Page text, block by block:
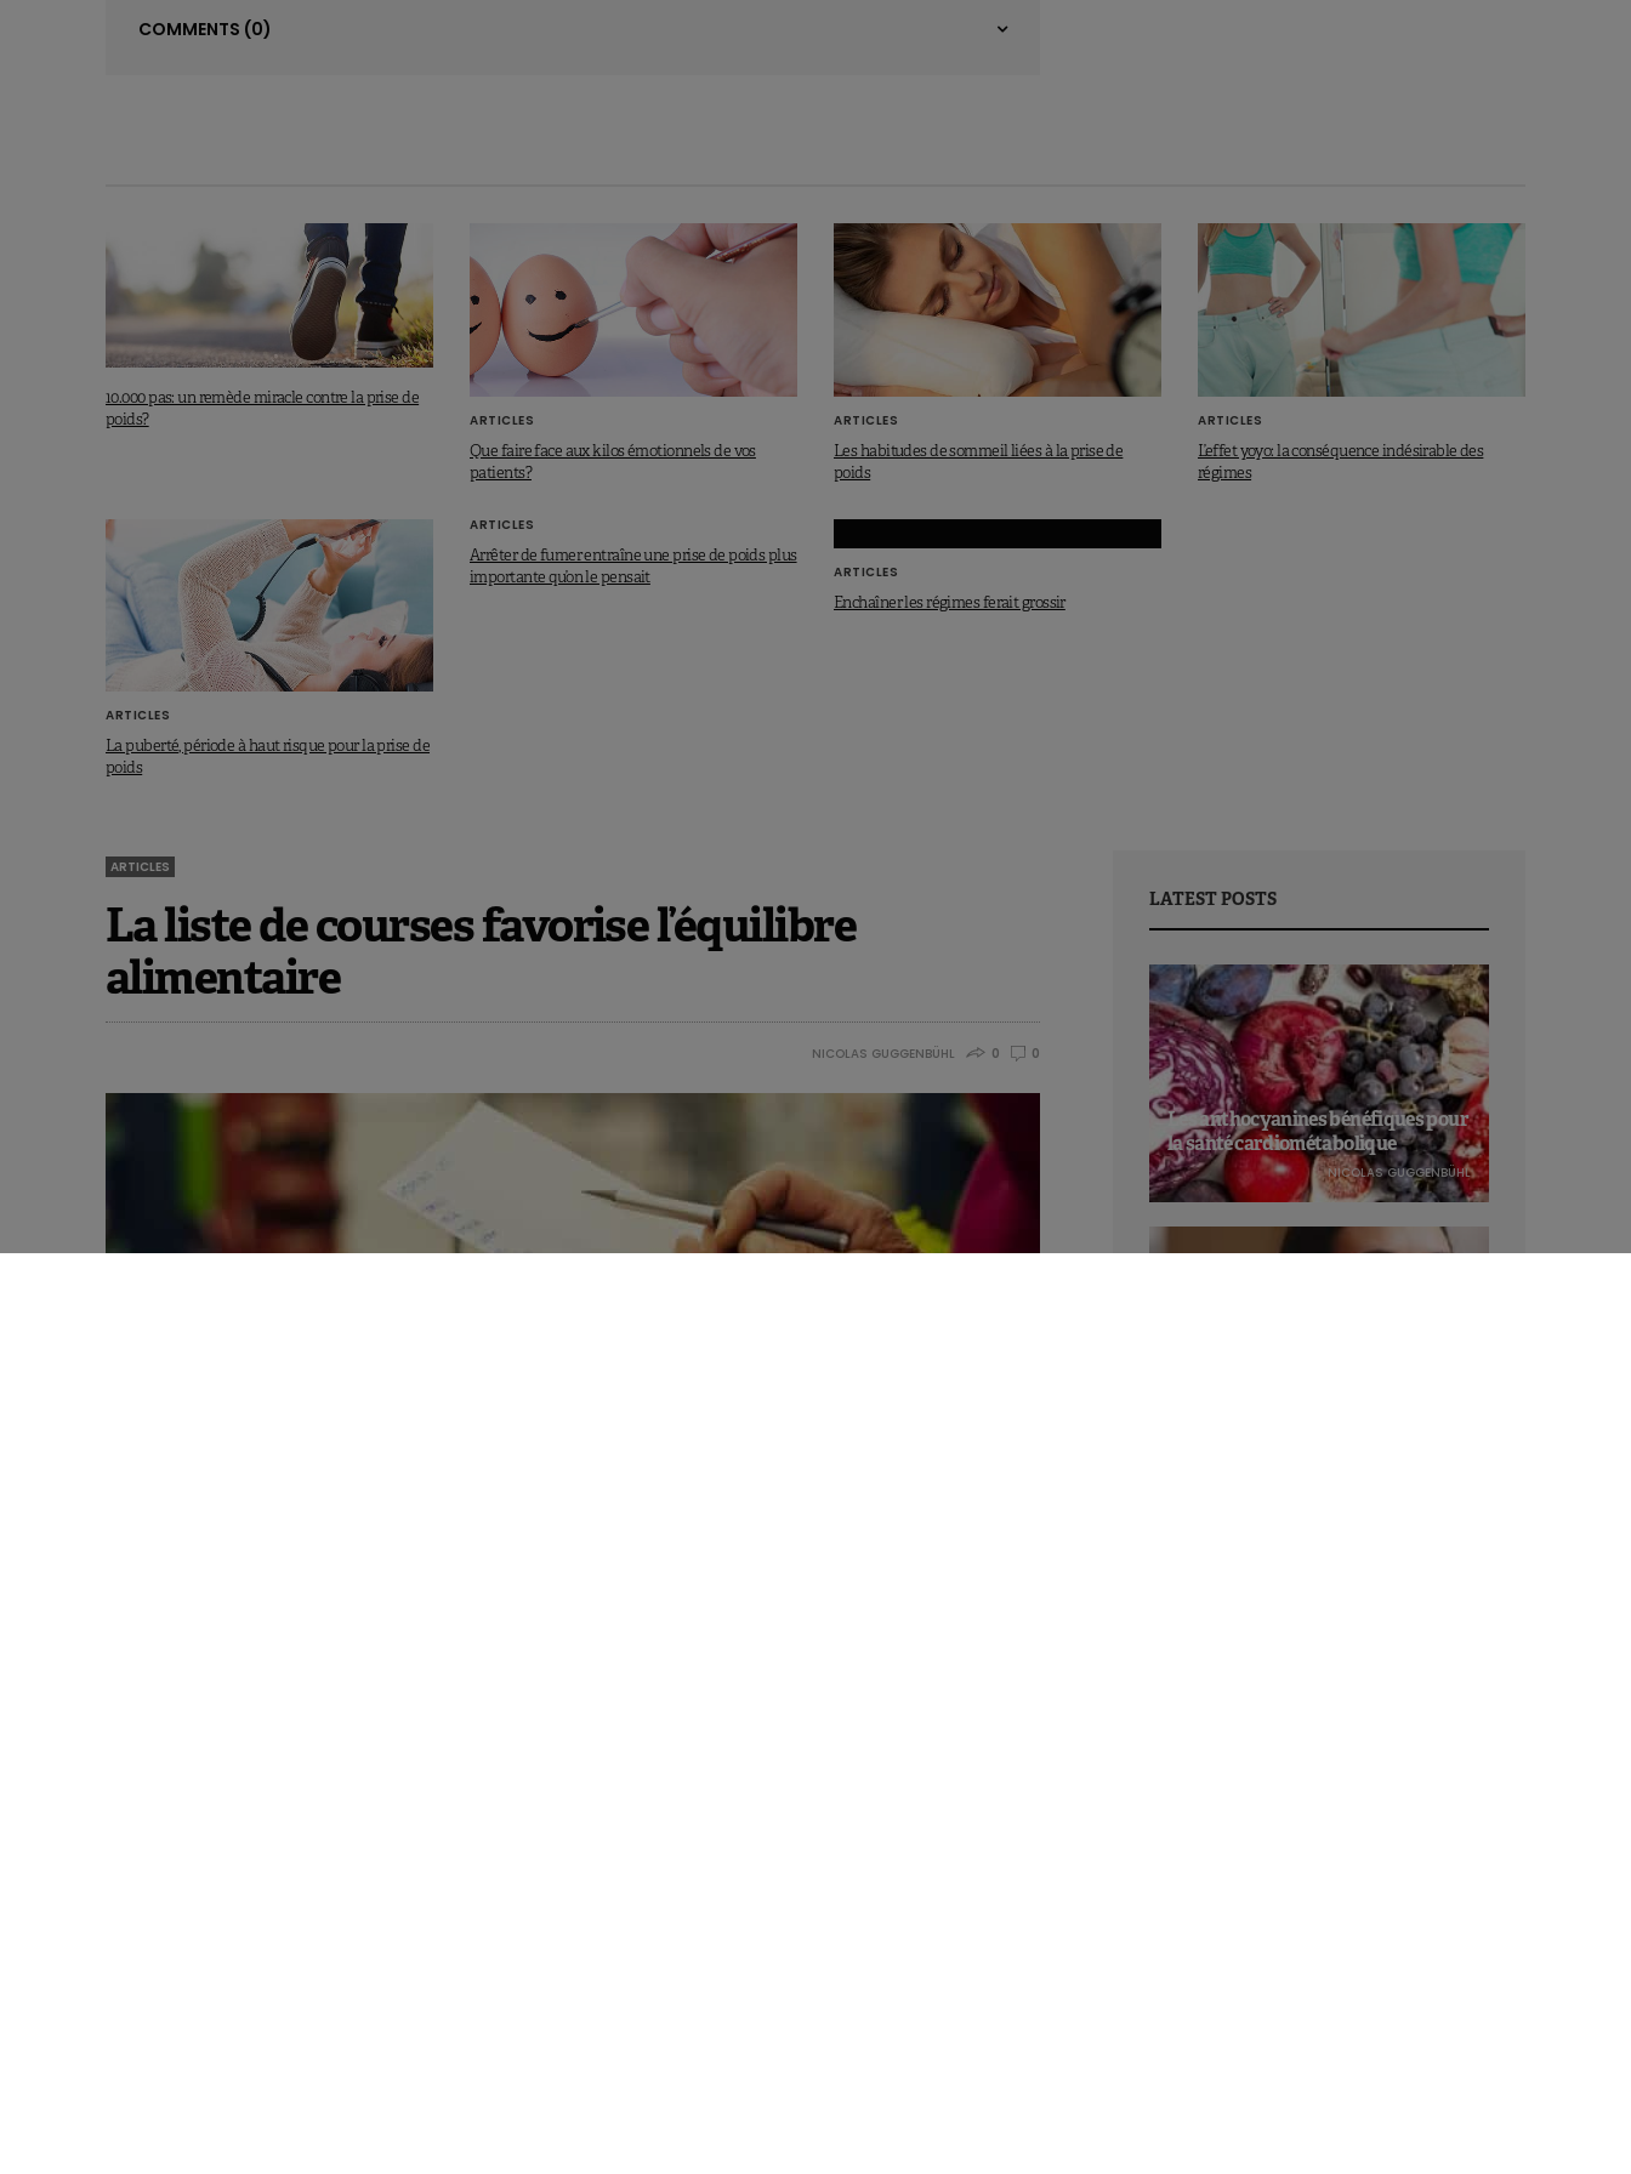
COMMENTS (0)
10.000 pas: un remède miracle contre la prise de
poids?
ARTICLES
Que faire face aux kilos émotionnels de vos
patients?
ARTICLES
Les habitudes de sommeil liées à la prise de
poids
ARTICLES
L’effet yoyo: la conséquence indésirable des
régimes
ARTICLES
La puberté, période à haut risque pour la prise de
poids
ARTICLES
Arrêter de fumer entraîne une prise de poids plus
importante qu’on le pensait
ARTICLES
Enchaîner les régimes ferait grossir
ARTICLES
La liste de courses favorise l’équilibre
alimentaire
NICOLAS GUGGENBÜHL 0 0
LATEST POSTS
Les anthocyanines bénéfiques pour
la santé cardiométabolique
NICOLAS GUGGENBÜHL